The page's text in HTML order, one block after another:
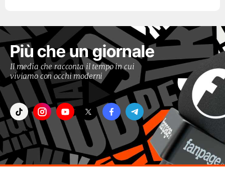
Più che un giornale
Il media che racconta il tempo in cui
viviamo con occhi moderni